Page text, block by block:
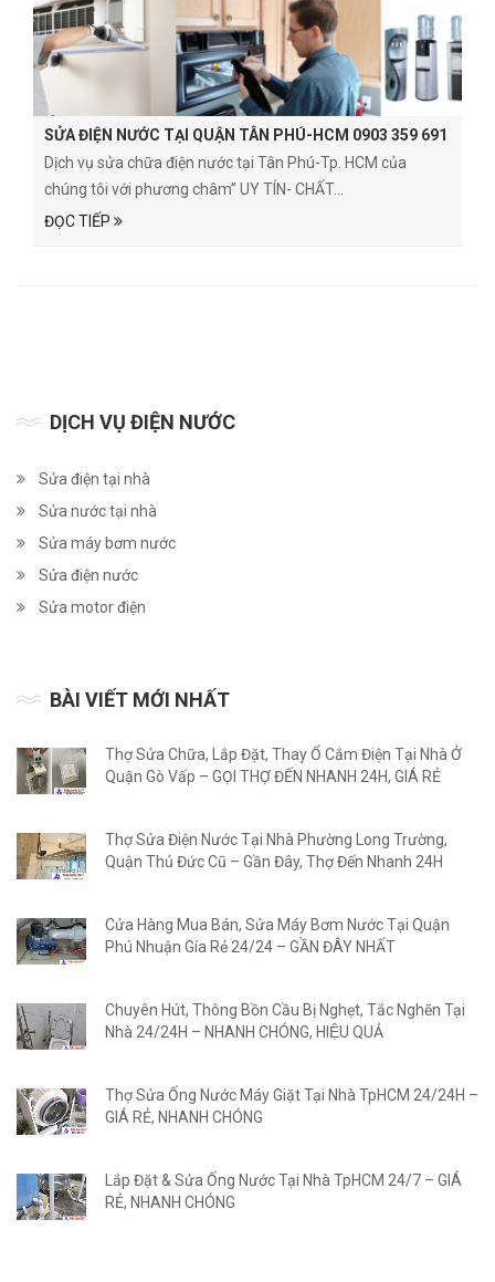
SỬA ĐIỆN NƯỚC TẠI QUẬN TÂN PHÚ-HCM 0903 359 691
Dịch vụ sửa chữa điện nước tại Tân Phú-Tp. HCM của
chúng tôi với phương châm” UY TÍN- CHẤT...
ĐỌC TIẾP
DỊCH VỤ ĐIỆN NƯỚC
Sửa điện tại nhà
Sửa nước tại nhà
Sửa máy bơm nước
Sửa điện nước
Sửa motor điện
BÀI VIẾT MỚI NHẤT
Thợ Sửa Chữa, Lắp Đặt, Thay Ổ Cắm Điện Tại Nhà Ở
Quận Gò Vấp – GỌI THỢ ĐẾN NHANH 24H, GIÁ RẺ
Thợ Sửa Điện Nước Tại Nhà Phường Long Trường,
Quận Thủ Đức Cũ – Gần Đây, Thợ Đến Nhanh 24H
Cửa Hàng Mua Bán, Sửa Máy Bơm Nước Tại Quận
Phú Nhuận Gía Rẻ 24/24 – GẦN ĐÂY NHẤT
Chuyên Hút, Thông Bồn Cầu Bị Nghẹt, Tắc Nghẽn Tại
Nhà 24/24H – NHANH CHÓNG, HIỆU QUẢ
Thợ Sửa Ống Nước Máy Giặt Tại Nhà TpHCM 24/24H –
GIÁ RẺ, NHANH CHÓNG
Lắp Đặt & Sửa Ống Nước Tại Nhà TpHCM 24/7 – GIÁ
RẺ, NHANH CHÓNG